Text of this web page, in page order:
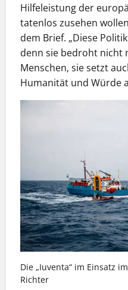
Hilfeleistung der
tatenlos zusehen
dem Brief. „Diese
denn sie bedroht nicht
Menschen, sie setzt
Humanität und Würde
Die „Iuventa“ im Einsatz
Richter